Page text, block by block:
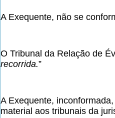
A Exequente, não se
O Tribunal da Relação de
recorrida.”
A Exequente,
material aos tribunais da